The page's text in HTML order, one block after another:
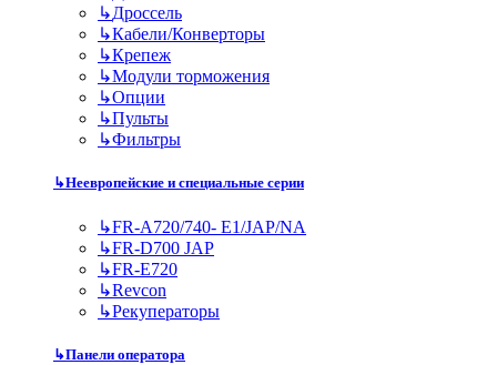
↳Дроссель
↳Кабели/Конверторы
↳Крепеж
↳Модули торможения
↳Опции
↳Пульты
↳Фильтры
↳Неевропейские и специальные серии
↳FR-A720/740- E1/JAP/NA
↳FR-D700 JAP
↳FR-E720
↳Revcon
↳Рекуператоры
↳Панели оператора